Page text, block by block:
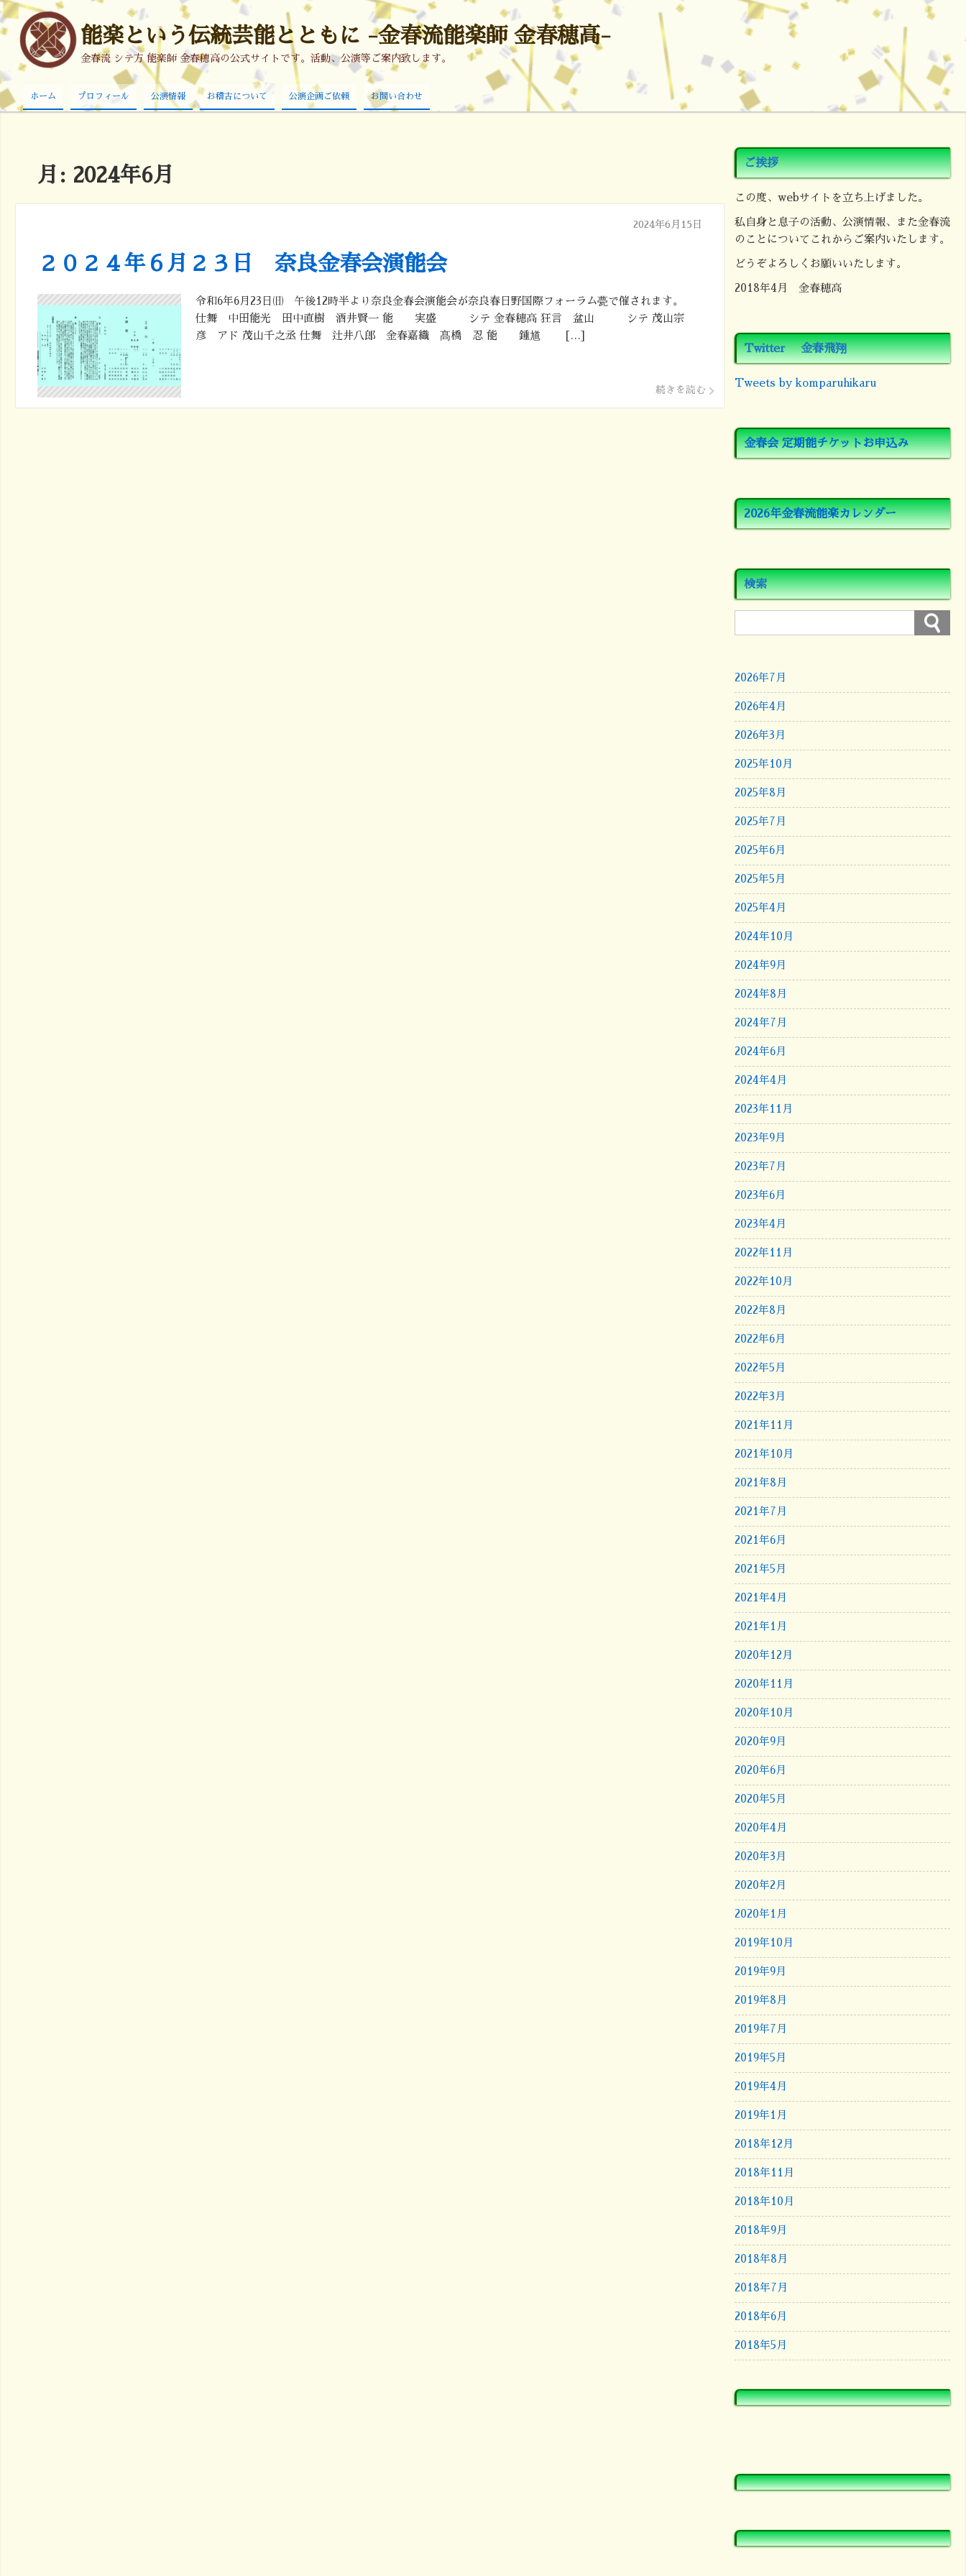
能楽という伝統芸能とともに -金春流能楽師 金春穂高-
金春流 シテ方 能楽師 金春穂高の公式サイトです。活動、公演等ご案内致します。
ホーム プロフィール 公演情報 お稽古について 公演企画ご依頼 お問い合わせ
月: 2024年6月
2024年6月15日
２０２４年６月２３日 奈良金春会演能会
令和6年6月23日㈰ 午後12時半より奈良金春会演能会が奈良春日野国際フォーラム甍で催されます。
仕舞 中田能光 田中直樹 酒井賢一 能 実盛 シテ 金春穂高 狂言 盆山 シテ 茂山宗
彦 アド 茂山千之丞 仕舞 辻井八郎 金春嘉織 髙橋 忍 能 鍾馗 […]
続きを読む
ご挨拶
この度、webサイトを立ち上げました。
私自身と息子の活動、公演情報、また金春流
のことについてこれからご案内いたします。
どうぞよろしくお願いいたします。
2018年4月 金春穂高
Twitter 金春飛翔
Tweets by komparuhikaru
金春会 定期能チケットお申込み
2026年金春流能楽カレンダー
検索
2026年7月
2026年4月
2026年3月
2025年10月
2025年8月
2025年7月
2025年6月
2025年5月
2025年4月
2024年10月
2024年9月
2024年8月
2024年7月
2024年6月
2024年4月
2023年11月
2023年9月
2023年7月
2023年6月
2023年4月
2022年11月
2022年10月
2022年8月
2022年6月
2022年5月
2022年3月
2021年11月
2021年10月
2021年8月
2021年7月
2021年6月
2021年5月
2021年4月
2021年1月
2020年12月
2020年11月
2020年10月
2020年9月
2020年6月
2020年5月
2020年4月
2020年3月
2020年2月
2020年1月
2019年10月
2019年9月
2019年8月
2019年7月
2019年5月
2019年4月
2019年1月
2018年12月
2018年11月
2018年10月
2018年9月
2018年8月
2018年7月
2018年6月
2018年5月